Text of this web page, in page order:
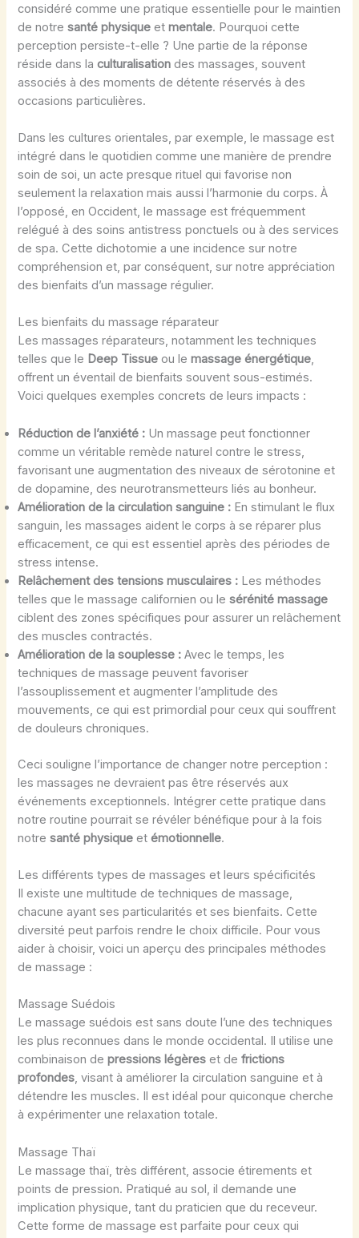
considéré comme une pratique essentielle pour le maintien
de notresanté physique etmentale. Pourquoi cette
perception persiste-t-elle ? Une partie de la réponse
réside dans laculturalisation des massages, souvent
associés à des moments de détente réservés à des
occasions particulières.
Dans les cultures orientales, par exemple, le massage est
intégré dans le quotidien comme une manière de prendre
soin de soi, un acte presque rituel qui favorise non
seulement la relaxation mais aussi l’harmonie du corps. À
l’opposé, en Occident, le massage est fréquemment
relégué à des soins antistress ponctuels ou à des services
de spa. Cette dichotomie a une incidence sur notre
compréhension et, par conséquent, sur notre appréciation
des bienfaits d’un massage régulier.
Les bienfaits du massage réparateur
Les massages réparateurs, notamment les techniques
telles que le Deep Tissue ou lemassage énergétique,
offrent un éventail de bienfaits souvent sous-estimés.
Voici quelques exemples concrets de leurs impacts :
Réduction de l’anxiété : Un massage peut fonctionner
comme un véritable remède naturel contre le stress,
favorisant une augmentation des niveaux de sérotonine et
de dopamine, des neurotransmetteurs liés au bonheur.
Amélioration de la circulation sanguine : En stimulant le flux
sanguin, les massages aident le corps à se réparer plus
efficacement, ce qui est essentiel après des périodes de
stress intense.
Relâchement des tensions musculaires : Les méthodes
telles que le massage californien ou lesérénité massage
ciblent des zones spécifiques pour assurer un relâchement
des muscles contractés.
Amélioration de la souplesse : Avec le temps, les
techniques de massage peuvent favoriser
l’assouplissement et augmenter l’amplitude des
mouvements, ce qui est primordial pour ceux qui souffrent
de douleurs chroniques.
Ceci souligne l’importance de changer notre perception :
les massages ne devraient pas être réservés aux
événements exceptionnels. Intégrer cette pratique dans
notre routine pourrait se révéler bénéfique pour à la fois
notresanté physique etémotionnelle.
Les différents types de massages et leurs spécificités
Il existe une multitude de techniques de massage,
chacune ayant ses particularités et ses bienfaits. Cette
diversité peut parfois rendre le choix difficile. Pour vous
aider à choisir, voici un aperçu des principales méthodes
de massage :
Massage Suédois
Le massage suédois est sans doute l’une des techniques
les plus reconnues dans le monde occidental. Il utilise une
combinaison depressions légères et defrictions
profondes, visant à améliorer la circulation sanguine et à
détendre les muscles. Il est idéal pour quiconque cherche
à expérimenter une relaxation totale.
Massage Thaï
Le massage thaï, très différent, associe étirements et
points de pression. Pratiqué au sol, il demande une
implication physique, tant du praticien que du receveur.
Cette forme de massage est parfaite pour ceux qui